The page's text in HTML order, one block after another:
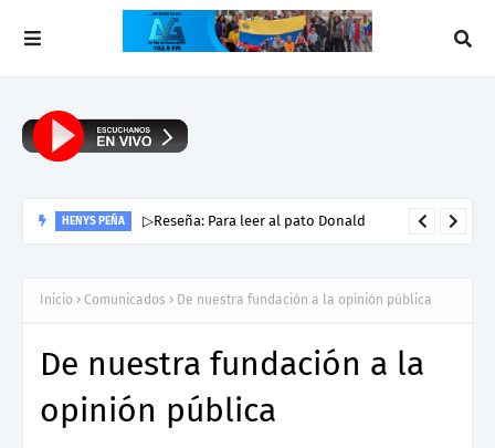
HENYS PEÑA ▷Reseña: Para leer al pato Donald
Inicio Comunicados De nuestra fundación a la opinión pública
De nuestra fundación a la
opinión pública